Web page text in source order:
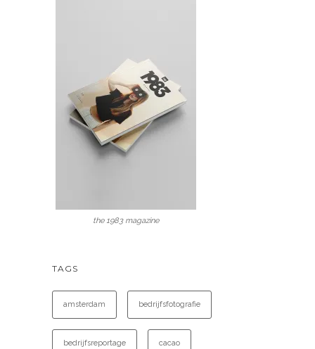
the 1983 magazine
TAGS
amsterdam bedrijfsfotografie
bedrijfsreportage cacao